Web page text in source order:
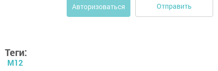
Авторизоваться Отправить
Теги:
М12